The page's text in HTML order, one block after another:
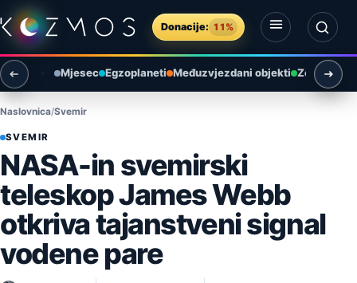
Preskoči na sadržaj
Donacije: 11%
Otvori izbornik
Otvori pretragu
Mjesec Egzoplaneti Međuzvjezdani objekti Zemlja i
Naslovnica Svemir
SVEMIR
NASA-in svemirski
teleskop James Webb
otkriva tajanstveni signal
vodene pare